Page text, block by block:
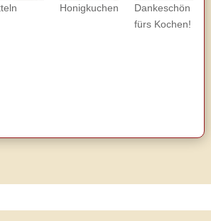
Honigkuchen
Dankeschön
fürs Kochen!